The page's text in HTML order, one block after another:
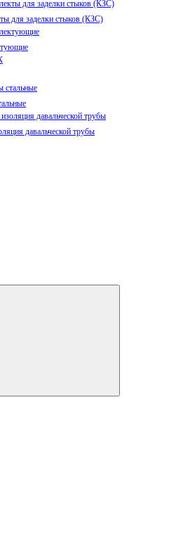
для заделки стыков (КЗС)
давальческой трубы